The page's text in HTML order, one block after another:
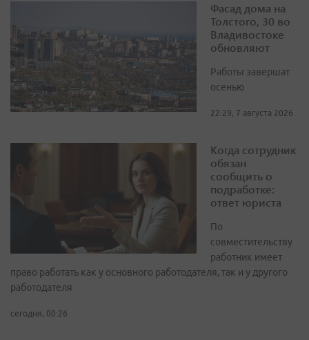
Фасад дома на
Толстого, 30 во
Владивостоке
обновляют
Работы завершат
осенью
22:29, 7 августа 2026
Когда сотрудник
обязан
сообщить о
подработке:
ответ юриста
По
совместительству
работник имеет
право работать как у основного работодателя, так и у другого
работодателя
сегодня, 00:26